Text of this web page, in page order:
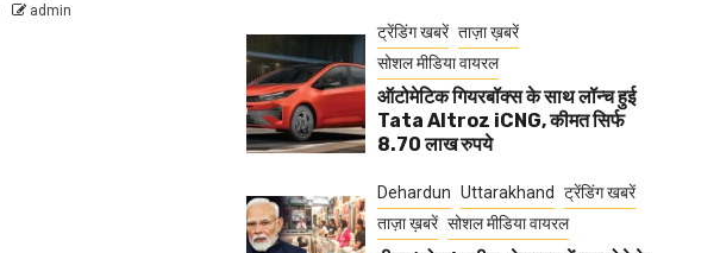
admin
ट्रेंडिंग खबरें ताज़ा ख़बरें
सोशल मीडिया वायरल
ऑटोमेटिक गियरबॉक्स के साथ लॉन्च हुई
Tata Altroz iCNG, कीमत सिर्फ
8.70 लाख रुपये
Dehardun Uttarakhand
ट्रेंडिंग खबरें
ताज़ा ख़बरें सोशल मीडिया वायरल